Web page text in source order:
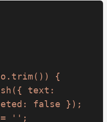
{
false });
= '';